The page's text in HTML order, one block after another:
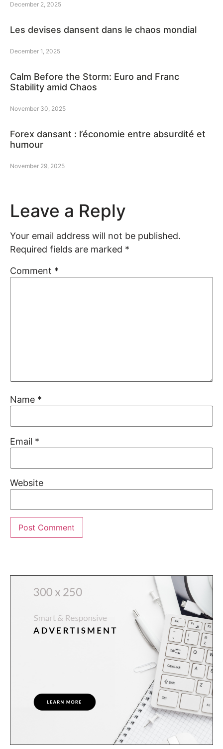
December 2, 2025
Les devises dansent dans le chaos mondial
December 1, 2025
Calm Before the Storm: Euro and Franc
Stability amid Chaos
November 30, 2025
Forex dansant : l’économie entre absurdité et
humour
November 29, 2025
Leave a Reply
Your email address will not be published.
Required fields are marked *
Comment *
Name *
Email *
Website